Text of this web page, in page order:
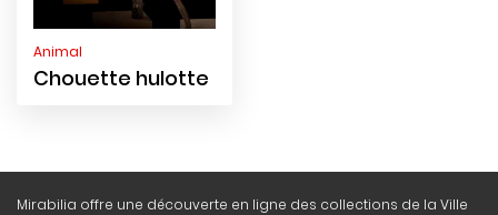
Animal
Chouette hulotte
Mirabilia offre une découverte en ligne des collections de la Ville